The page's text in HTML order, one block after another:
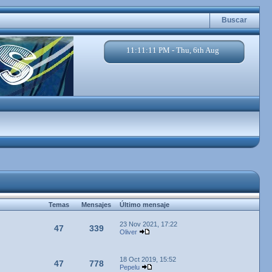
Buscar
11:11:11 PM - Thu, 6th Aug
TemasMensajesÚltimo mensaje
47 339
23 Nov 2021, 17:22
Oliver
47 778
18 Oct 2019, 15:52
Pepelu